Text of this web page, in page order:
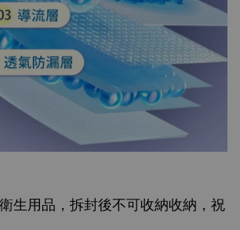
生用品，拆封後不可收納收納，祝